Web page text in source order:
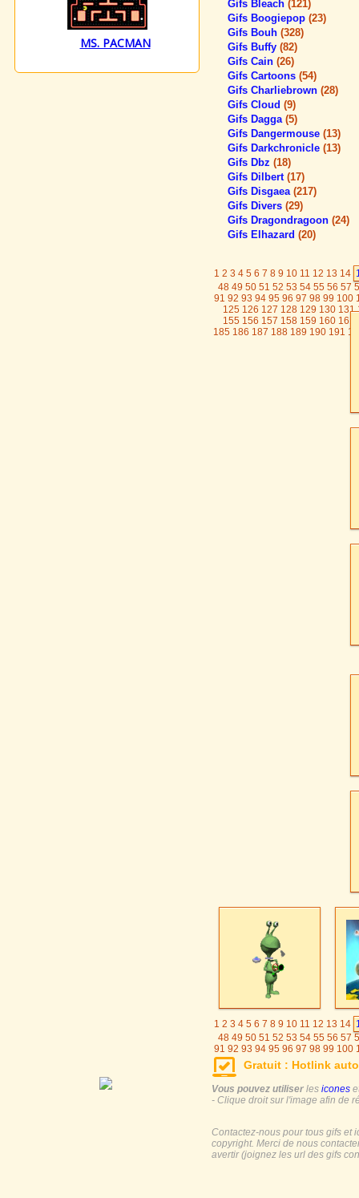
MS. PACMAN
Gifs Bleach (121)
Gifs Boogiepop (23)
Gifs Bouh (328)
Gifs Buffy (82)
Gifs Cain (26)
Gifs Cartoons (54)
Gifs Charliebrown (28)
Gifs Cloud (9)
Gifs Dagga (5)
Gifs Dangermouse (13)
Gifs Darkchronicle (13)
Gifs Dbz (18)
Gifs Dilbert (17)
Gifs Disgaea (217)
Gifs Divers (29)
Gifs Dragondragoon (24)
Gifs Elhazard (20)
1 2 3 4 5 6 7 8 9 10 11 12 13 14
48 49 50 51 52 53 54 55 56 57
91 92 93 94 95 96 97 98 99 100
125 126 127 128 129 130 131
155 156 157 158 159 160 161
185 186 187 188 189 190 191
1 2 3 4 5 6 7 8 9 10 11 12 13 14
48 49 50 51 52 53 54 55 56 57
91 92 93 94 95 96 97 98 99 100
125
126 127 128 129 130 131
155
156 157 158 159 160 161
185
188 190
Gratuit : Hotlink
Vous pouvez utiliser les icones
- Clique droit sur l'image afin de
Contactez-nous pour tous gifs et
copyright. Merci de nous
avertir (joignez les url des gifs